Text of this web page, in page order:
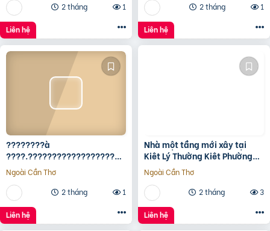
2 tháng
1
Liên hệ
2 tháng
1
Liên hệ
????????à
????.????????????????????,
???????????????? ????
ộ???? ????????ấ????, ????
ó???? ???? ????ặ????
????????ề????
????????????, ????????á
????.???? ????ỷ
Ngoài Cần Thơ
2 tháng
1
Liên hệ
Nhà một tầng mới xây tại
Kiêt Lý Thường Kiêt Phường
nam Đông Hà Quảng Trị
Ngoài Cần Thơ
2 tháng
3
Liên hệ